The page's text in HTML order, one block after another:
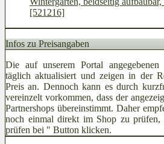
[521216]
Infos zu Preisangaben
Die auf unserem Portal angegebenen
täglich aktualisiert und zeigen in der
Preis an. Dennoch kann es durch
vereinzelt vorkommen, dass der
Partnershops übereinstimmt. Daher
noch einmal direkt im Shop zu prüfen,
prüfen bei " Button klicken.